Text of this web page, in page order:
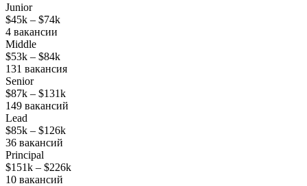
Junior
$45k – $74k
4 вакансии
Middle
$53k – $84k
131 вакансия
Senior
$87k – $131k
149 вакансий
Lead
$85k – $126k
36 вакансий
Principal
$151k – $226k
10 вакансий